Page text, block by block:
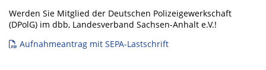
Werden Sie Mitglied der Deutschen Polizeigewerkschaft
(DPolG) im dbb, Landesverband Sachsen-Anhalt e.V.!
Aufnahmeantrag mit SEPA-Lastschrift